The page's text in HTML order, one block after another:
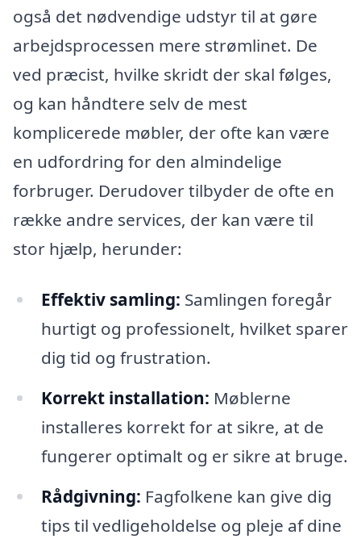
også det nødvendige udstyr til at gøre
arbejdsprocessen mere strømlinet. De
ved præcist, hvilke skridt der skal følges,
og kan håndtere selv de mest
komplicerede møbler, der ofte kan være
en udfordring for den almindelige
forbruger. Derudover tilbyder de ofte en
række andre services, der kan være til
stor hjælp, herunder:
Effektiv samling: Samlingen foregår
hurtigt og professionelt, hvilket sparer
dig tid og frustration.
Korrekt installation: Møblerne
installeres korrekt for at sikre, at de
fungerer optimalt og er sikre at bruge.
Rådgivning: Fagfolkene kan give dig
tips til vedligeholdelse og pleje af dine